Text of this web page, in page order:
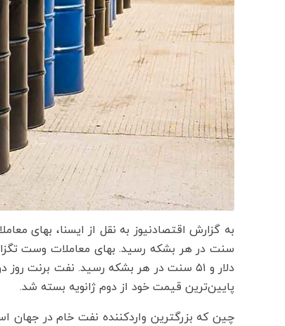
پایین‌ترین قیمت خود از دوم ژانویه بسته شد.
چین که بزرگترین واردکننده نفت خام در جهان